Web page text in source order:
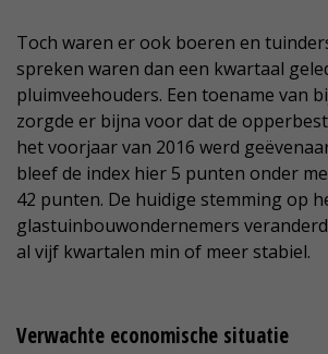
Toch waren er ook boeren en
spreken waren dan een kwartaal
pluimveehouders. Een toename van
zorgde er bijna voor dat de
het voorjaar van 2016 werd
bleef de index hier 5 punten onder
42 punten. De huidige stemming op
glastuinbouwondernemers
al vijf kwartalen min of meer stabiel.
Verwachte economische situatie